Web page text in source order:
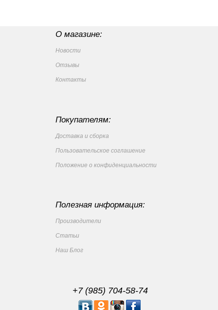
О магазине:
Новости
Отзывы
Контакты
Покупателям:
Доставка и сборка
Пользовательское соглашение
Положение о конфиденциальности
Полезная информация:
Производители
Статьи
Наш Блог
+7 (985) 704-58-74